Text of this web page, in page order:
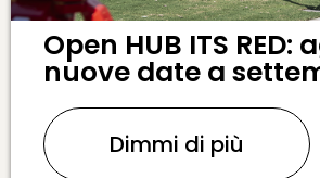
Open HUB ITS RED:
nuove date a
Dimmi di più